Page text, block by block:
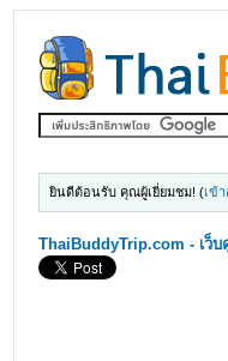
ยินดีต้อนรับ คุณผู้เยี่ยมชม! (เข้
ThaiBuddyTrip.com - เว็